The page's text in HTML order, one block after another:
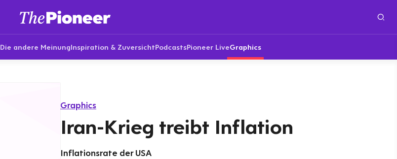
Die andere MeinungInspiration & ZuversichtPodcastsPioneer LiveGraphics
Graphics
Iran-Krieg treibt Inflation
Inflationsrate der USA